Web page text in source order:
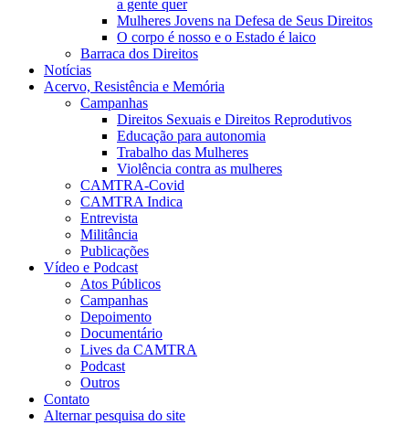
a gente quer
Mulheres Jovens na Defesa de Seus Direitos
O corpo é nosso e o Estado é laico
Barraca dos Direitos
Notícias
Acervo, Resistência e Memória
Campanhas
Direitos Sexuais e Direitos Reprodutivos
Educação para autonomia
Trabalho das Mulheres
Violência contra as mulheres
CAMTRA-Covid
CAMTRA Indica
Entrevista
Militância
Publicações
Vídeo e Podcast
Atos Públicos
Campanhas
Depoimento
Documentário
Lives da CAMTRA
Podcast
Outros
Contato
Alternar pesquisa do site